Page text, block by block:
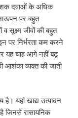
दवाओं के अधिक
पर बहुत
सूक्ष्म जीवों की बहुत
पर निर्भरता कम करने
यह चाह आगे नहीं बढ़
आशंका व्यक्त की जाती
है। यहां खाद्य उत्पादन
जिनसे रासायनिक